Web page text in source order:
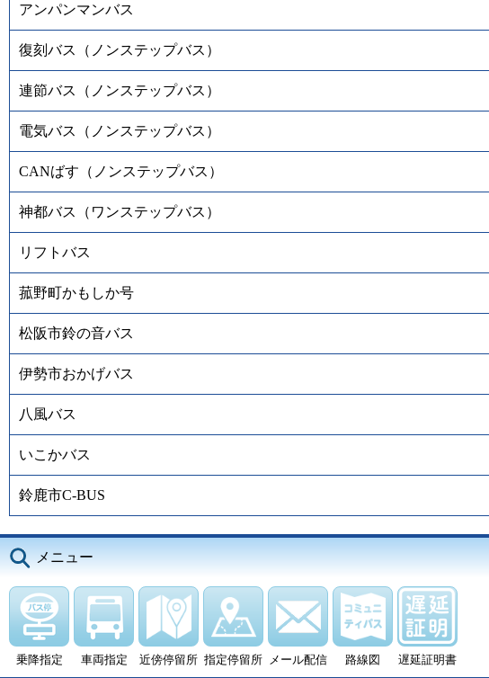
アンパンマンバス
復刻バス（ノンステップバス）
連節バス（ノンステップバス）
電気バス（ノンステップバス）
CANばす（ノンステップバス）
神都バス（ワンステップバス）
リフトバス
菰野町かもしか号
松阪市鈴の音バス
伊勢市おかげバス
八風バス
いこかバス
鈴鹿市C-BUS
メニュー
乗降指定 車両指定 近傍停留所 指定停留所 メール配信 路線図 遅延証明書